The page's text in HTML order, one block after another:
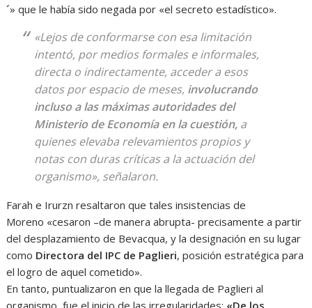
´» que le había sido negada por «el secreto estadístico».
«Lejos de conformarse con esa limitación
intentó, por medios formales e informales,
directa o indirectamente, acceder a esos
datos por espacio de meses, involucrando
incluso a las máximas autoridades del
Ministerio de Economía en la cuestión, a
quienes elevaba relevamientos propios y
notas con duras críticas a la actuación del
organismo», señalaron.
Farah e Irurzn resaltaron que tales insistencias de
Moreno «cesaron –de manera abrupta- precisamente a partir
del desplazamiento de Bevacqua, y la designación en su lugar
como Directora del IPC de Paglieri, posición estratégica para
el logro de aquel cometido».
En tanto, puntualizaron en que la llegada de Paglieri al
organismo, fue el inicio de las irregularidades: «De los